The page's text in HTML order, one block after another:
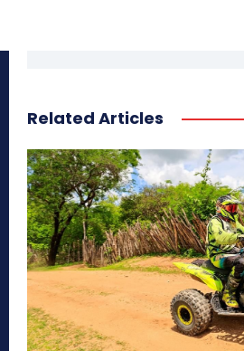
Related Articles